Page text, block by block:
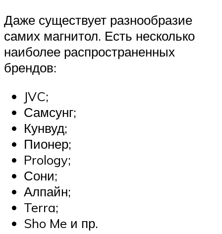
Даже существует разнообразие
самих магнитол. Есть несколько
наиболее распространенных
брендов:
JVC;
Самсунг;
Кунвуд;
Пионер;
Prology;
Сони;
Алпайн;
Terra;
Sho Me и пр.